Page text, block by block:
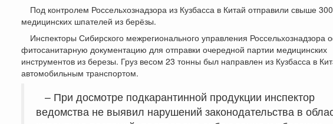
Под контролем Россельхознадзора из Кузбасса в Китай отправили свыше
медицинских шпателей из берёзы.
Инспекторы Сибирского межрегионального управления Россельхознадзора
фитосанитарную документацию для отправки очередной партии медицинских
инструментов из березы. Груз весом 23 тонны был направлен из Кузбасса в
автомобильным транспортом.
– При досмотре подкарантинной продукции инспектор
ведомства не выявил нарушений законодательства в